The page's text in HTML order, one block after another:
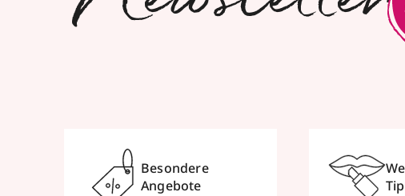
Besondere
Angebote